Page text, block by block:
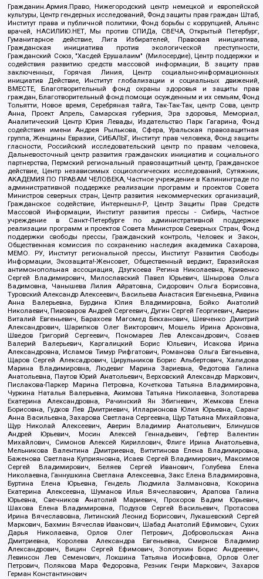
Гражданин.Армия.Право, Нижегородский центр немецкой и европейской
культуры, Центр гендерных исследований, Фонд защиты прав граждан Штаб,
Институт права и публичной политики, Фонд борьбы с коррупцией, Альянс
врачей, НАСИЛИЮ.НЕТ, Мы против СПИДа, СВЕЧА, Открытый Петербург,
Гуманитарное действие, Лига Избирателей, Правовая инициатива,
Гражданская инициатива против экологической преступности,
Гражданский Союз, "Хасдей Ерушалаим" (Милосердие), Центр поддержки и
содействия развитию средств массовой информации, В защиту прав
заключенных, Горячая Линия, Центр социально-информационных
инициатив Действие, Институт глобализации и социальных движений,
ВМЕСТЕ, Благотворительный фонд охраны здоровья и защиты прав
граждан, Благотворительный фонд помощи осужденным и их семьям, Фонд
Тольятти, Новое время, Серебряная тайга, Так-Так-Так, центр Сова, центр
Анна, Проект Апрель, Самарская губерния, Эра здоровья, Мемориал,
Аналитический Центр Юрия Левады, Издательство Парк Гагарина, Фонд
содействия имени Андрея Рылькова, Сфера, Уральская правозащитная
группа, Женщины Евразии, СИБАЛЬТ, Институт прав человека, Фонд защиты
гласности, Российский исследовательский центр по правам человека,
Дальневосточный центр развития гражданских инициатив и социального
партнерства, Пермский региональный правозащитный центр, Гражданское
действие, Центр независимых социологических исследований, Сутяжник,
АКАДЕМИЯ ПО ПРАВАМ ЧЕЛОВЕКА, Частное учреждение в Калининграде по
административной поддержке реализации программ и проектов Совета
Министров северных стран, Центр развития некоммерческих организаций,
Гражданское содействие, Интернешнл-Р, Центр Защиты Прав Средств
Массовой Информации, Институт развития прессы - Сибирь, Частное
учреждение в Санкт-Петербурге по административной поддержке
реализации программ и проектов Совета Министров Северных Стран, Фонд
поддержки свободы прессы, Гражданский контроль, Человек и Закон,
Общественная комиссия по сохранению наследия академика Сахарова,
МЕМО. РУ, Институт региональной прессы, Институт Развития Свободы
Информации, Экозащита!-Женсовет, Общественный вердикт, Евразийская
антимонопольная ассоциация, Дзугкоева Регина Николаевна, Кривенко
Сергей Владимирович, Милославский Павел Юрьевич, Шнырова Ольга
Вадимовна, Чанышева Лилия Айратовна, Сидорович Ольга Борисовна,
Туровский Александр Алексеевич, Васильева Анастасия Евгеньевна, Ривина
Анна Валерьевна, Бурдина Юлия Владимировна, Бойко Анатолий
Николаевич, Пивоваров Андрей Сергеевич, Дугин Сергей Георгиевич, Аверин
Виталий Евгеньевич, Барахоев Магомед Бекханович, Шевченко Дмитрий
Александрович, Шарипков Олег Викторович, Мошель Ирина Ароновна,
Шведов Григорий Сергеевич, Пономарев Лев Александрович, Созаев
Валерий Валерьевич, Каргалицкий Борис Юльевич, Исакова Ирина
Александровна, Исламов Тимур Рифгатович, Романова Ольга Евгеньевна,
Щаров Сергей Алексадрович, Цирульников Борис Альбертович, Халидова
Марина Владимировна, Людевиг Марина Зариевна, Федотова Галина
Анатольевна, Паутов Юрий Анатольевич, Верховский Александр Маркович,
Пислакова-Паркер Марина Петровна, Кочеткова Татьяна Владимировна,
Чуркина Наталья Валерьевна, Акимова Татьяна Николаевна, Золотарева
Екатерина Александровна, Рачинский Ян Збигневич, Жемкова Елена
Борисовна, Гудков Лев Дмитриевич, Илларионова Юлия Юрьевна, Саранг
Анна Васильевна, Захарова Светлана Сергеевна, Щур Татьяна Михайловна,
Щур Николай Алексеевич, Аверин Владимир Анатольевич, Блинушов
Андрей Юрьевич, Мосин Алексей Геннадьевич, Гефтер Валентин
Михайлович, Симонов Алексей Кириллович, Флиге Ирина Анатольевна,
Мельникова Валентина Дмитриевна, Вититинова Елена Владимировна,
Баженова Светлана Куприяновна, Исаев Сергей Владимирович, Максимов
Сергей Владимирович, Беляев Сергей Иванович, Голубева Елена
Николаевна, Ганнушкина Светлана Алексеевна, Закс Елена Владимировна,
Буртина Елена Юрьевна, Гендель Людмила Залмановна, Кокорина
Екатерина Алексеевна, Шуманов Илья Вячеславович, Арапова Галина
Юрьевна, Свечников Анатолий Мариевич, Прохоров Вадим Юрьевич,
Шахова Елена Владимировна, Подузов Сергей Васильевич, Протасова
Ирина Вячеславовна, Литинский Леонид Борисович, Лукашевский Сергей
Маркович, Бахмин Вячеслав Иванович, Шабад Анатолий Ефимович, Сухих
Дарья Николаевна, Орлов Олег Петрович, Добровольская Анна
Дмитриевна, Королева Александра Евгеньевна, Смирнов Владимир
Александрович, Вицин Сергей Ефимович, Золотухин Борис Андреевич,
Левинсон Лев Семенович, Локшина Татьяна Иосифовна, Орлов Олег
Петрович, Полякова Мара Федоровна, Резник Генри Маркович, Захаров
Герман Константинович